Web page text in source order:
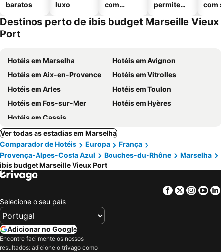
baratos
luxo
com
permitem
com
Destinos perto de ibis budget Marseille Vieux
Port
Hotéis em Marselha
Hotéis em Avignon
Hotéis em Aix-en-Provence
Hotéis em Vitrolles
Hotéis em Arles
Hotéis em Toulon
Hotéis em Fos-sur-Mer
Hotéis em Hyères
Hotéis em Cassis
Ver todas as estadias em Marselha
Comparador de Hotéis
Europa
França
Provença-Alpes-Costa Azul
Bouches-du-Rhône
Marselha
ibis budget Marseille Vieux Port
Facebook
Twitter
Selecione o seu país
Adicionar no Google
Encontre facilmente os nossos
resultados: adicione o trivago como